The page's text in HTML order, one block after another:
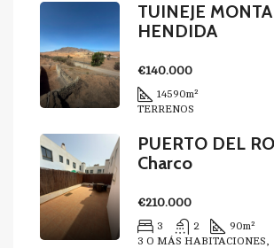
TUINEJE
HENDIDA
€140.000
14590m²
TERRENOS
PUERTO DEL
Charco
€210.000
3 2 90m²
3 O MÁS HABITACIONES,